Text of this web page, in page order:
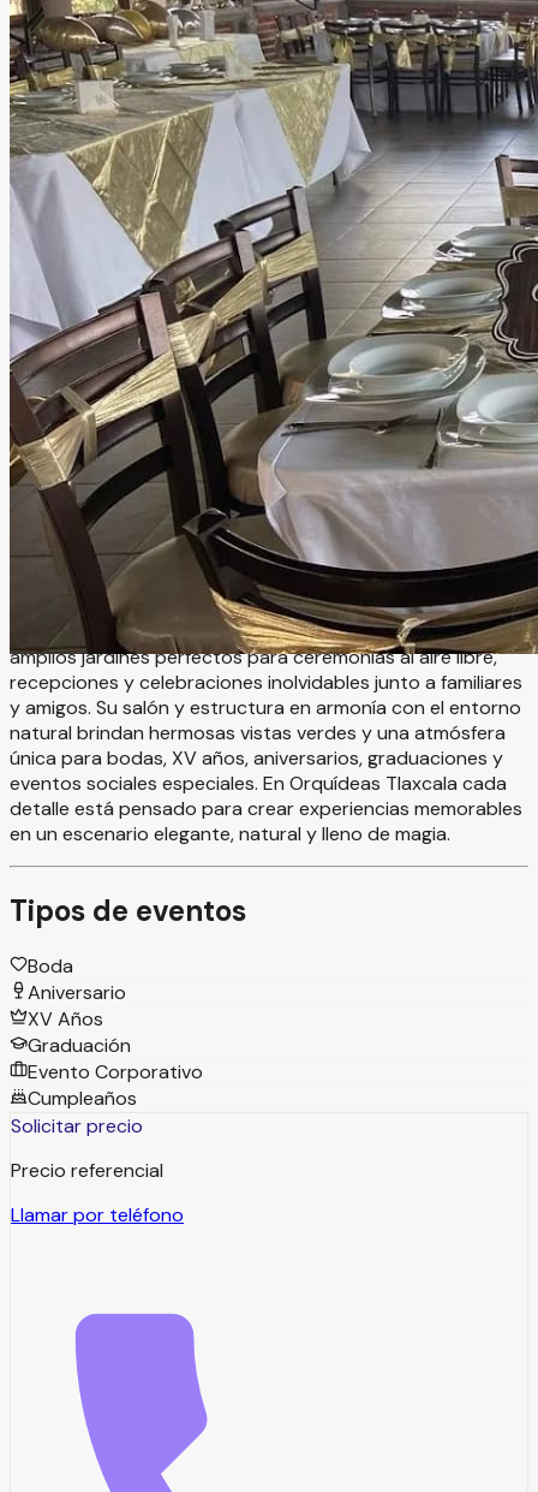
Jardin de las Orquideas
Tlaxcala
San Lucas Cuauhtelulpan, Tlaxcala Salón, Jardín
Información
Orquídeas Tlaxcala es un hermoso jardín para eventos
ubicado en San Lucas Cuauhtelulpan, ideal para celebrar
bodas y momentos especiales rodeados de naturaleza,
elegancia y un ambiente lleno de encanto. A solo minutos
de la capital de Tlaxcala, este exclusivo recinto ofrece
amplios jardines perfectos para ceremonias al aire libre,
recepciones y celebraciones inolvidables junto a familiares
y amigos. Su salón y estructura en armonía con el entorno
natural brindan hermosas vistas verdes y una atmósfera
única para bodas, XV años, aniversarios, graduaciones y
eventos sociales especiales. En Orquídeas Tlaxcala cada
detalle está pensado para crear experiencias memorables
en un escenario elegante, natural y lleno de magia.
Tipos de eventos
Boda
Aniversario
XV Años
Graduación
Evento Corporativo
Cumpleaños
Solicitar precio
Precio referencial
Llamar por teléfono